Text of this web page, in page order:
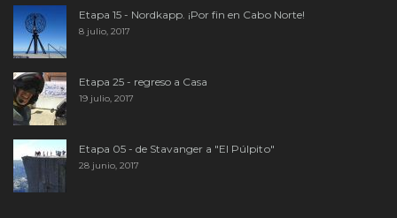
Etapa 15 - Nordkapp. ¡Por fin en Cabo Norte!
8 julio, 2017
Etapa 25 - regreso a Casa
19 julio, 2017
Etapa 05 - de Stavanger a "El Púlpito"
28 junio, 2017